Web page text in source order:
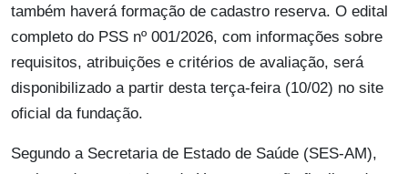
também haverá formação de cadastro reserva. O edital
completo do PSS nº 001/2026, com informações sobre
requisitos, atribuições e critérios de avaliação, será
disponibilizado a partir desta terça-feira (10/02) no site
oficial da fundação.
Segundo a Secretaria de Estado de Saúde (SES-AM),